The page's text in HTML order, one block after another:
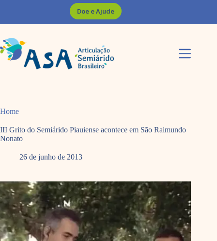
Doe e Ajude
Home
III Grito do Semiárido Piauiense acontece em São Raimundo
Nonato
26 de junho de 2013